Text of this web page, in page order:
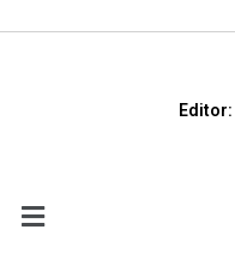
Editor: